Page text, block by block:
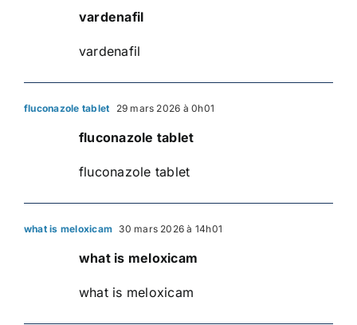
vardenafil
vardenafil
fluconazole tablet 29 mars 2026 à 0h01
fluconazole tablet
fluconazole tablet
what is meloxicam 30 mars 2026 à 14h01
what is meloxicam
what is meloxicam